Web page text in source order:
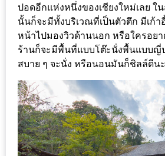
เชียงใหม่
CART
CHECKOUT
DRAFT
–
บาร์บีคิว
สาว
ปอดอีกแห่งหนึ่งของเชียงใหม่เลย ใ
นั้นก็จะมีทั้งบริเวณที่เป็นตัวตึก มีเก้
หน้าไปมองวิวด้านนอก หรือใครอย
ร้านก็จะมีพื้นที่แบบโต๊ะนั่งพื้นแบบญี่
สบาย ๆ จะนั่ง หรือนอนมันก็ชิลล์ดีนะ